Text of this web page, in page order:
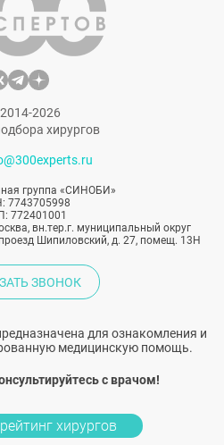
2026
хирургов
группа «СИНОБИ»
7743705998
772401001
вн.тер.г. муниципальный округ
Шипиловский, д. 27, помещ. 13Н
ЗВОНОК
для ознакомления и
медицинскую помощь.
с врачом!
хирургов